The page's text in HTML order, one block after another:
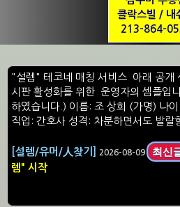
클락스빌 / 내
213-864-
"설렘" 테코네 매칭 서비스 아래 공개
시판 활성화를 위한 운영자의 셈플입
하였습니다.) 이름: 조 상희 (가명) 나
직업: 간호사 성격: 차분하면서도 발랄
[설렘/유머/人찾기] 2026-08-09 최신
렘" 시작